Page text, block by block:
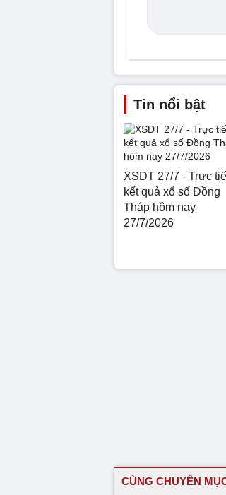
Tin nổi bật
XSDT 27/7 - Trực
kết quả xổ số Đồng
Tháp hôm nay
27/7/2026
CÙNG CHUYÊN